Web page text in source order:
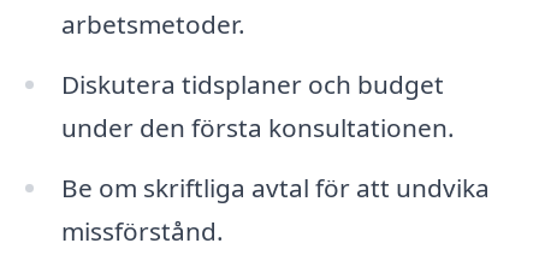
arbetsmetoder.
Diskutera tidsplaner och budget
under den första konsultationen.
Be om skriftliga avtal för att undvika
missförstånd.